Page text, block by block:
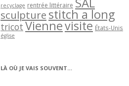
recyclage rentrée littéraire
sculpture stitch a long
tricot Viennevisite États-Unis
église
LÀ OÙ JE VAIS SOUVENT…